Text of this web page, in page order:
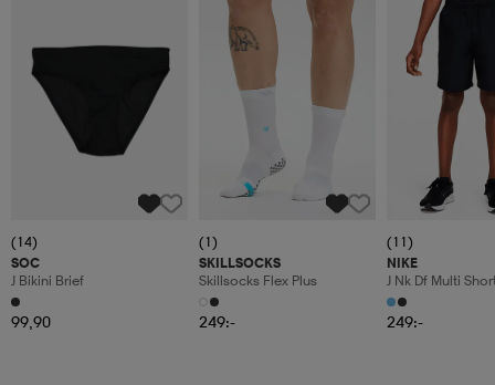
(14)
SOC
J Bikini Brief
99,90
(1)
SKILLSOCKS
Skillsocks Flex Plus
249:-
(11)
NIKE
J Nk Df Multi
249:-